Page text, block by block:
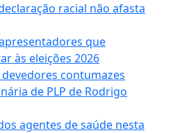
racial não afasta
que
às eleições 2026
contumazes
de PLP de Rodrigo
agentes de saúde nesta